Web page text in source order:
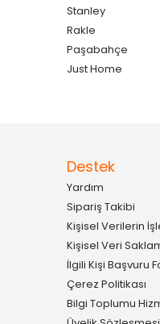
Stanley
Rakle
Paşabahçe
Just Home
Destek
Yardım
Sipariş Takibi
Kişisel Verilerin
Kişisel Veri
İlgili Kişi Başvuru
Çerez Politikası
Bilgi Toplumu